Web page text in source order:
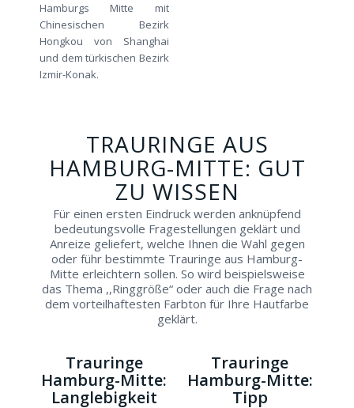
Hamburgs Mitte mit
Chinesischen Bezirk
Hongkou von Shanghai
und dem türkischen Bezirk
Izmir-Konak.
TRAURINGE AUS
HAMBURG-MITTE: GUT
ZU WISSEN
Für einen ersten Eindruck werden anknüpfend
bedeutungsvolle Fragestellungen geklärt und
Anreize geliefert, welche Ihnen die Wahl gegen
oder führ bestimmte Trauringe aus Hamburg-
Mitte erleichtern sollen. So wird beispielsweise
das Thema ,,Ringgröße“ oder auch die Frage nach
dem vorteilhaftesten Farbton für Ihre Hautfarbe
geklärt.
Trauringe
Hamburg-Mitte:
Langlebigkeit
Trauringe
Hamburg-Mitte:
Tipp